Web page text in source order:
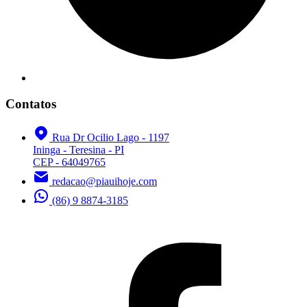
Contatos
Rua Dr Ocilio Lago - 1197
Ininga - Teresina - PI
CEP - 64049765
redacao@piauihoje.com
(86) 9 8874-3185